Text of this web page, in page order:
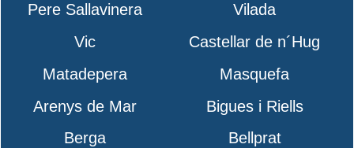
Pere Sallavinera
Vilada
Vic
Castellar de n´Hug
Matadepera
Masquefa
Arenys de Mar
Bigues i Riells
Berga
Bellprat